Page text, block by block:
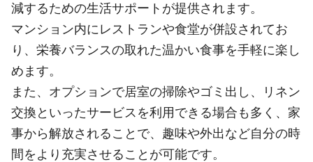
減するための生活サポートが提供されます。
マンション内にレストランや食堂が併設されてお
り、栄養バランスの取れた温かい食事を手軽に楽し
めます。
また、オプションで居室の掃除やゴミ出し、リネン
交換といったサービスを利用できる場合も多く、家
事から解放されることで、趣味や外出など自分の時
間をより充実させることが可能です。